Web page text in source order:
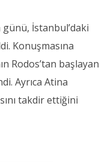
günü, İstanbul’daki
Konuşmasına
Rodos’tan başlayan
Ayrıca Atina
takdir ettiğini